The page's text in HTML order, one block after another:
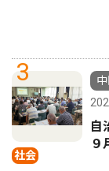
3
社会
自
９